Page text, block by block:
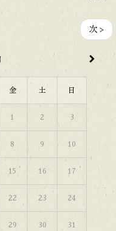
次 >
金 土 日
1 2 3
8 9 10
15 16 17
22 23 24
29 30 31